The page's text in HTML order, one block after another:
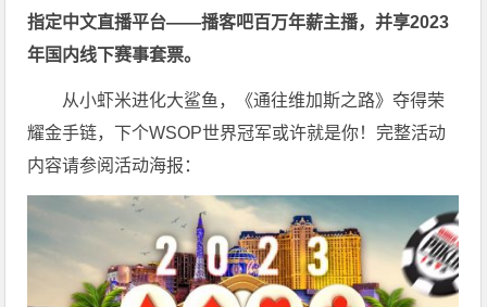
指定中文直播平台——播客吧百万年薪主播，并享2023
年国内线下赛事套票。
从小虾米进化大鲨鱼，《通往维加斯之路》夺得荣
耀金手链，下个WSOP世界冠军或许就是你！完整活动
内容请参阅活动海报：